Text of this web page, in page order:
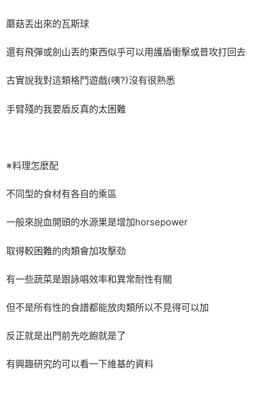
蘑菇丟出來的瓦斯球
還有飛彈或劍山丟的東西似乎可以用護盾衝擊或普攻打回去
古實說我對這類格鬥遊戲(咦?)沒有很熟悉
手臂殘的我要盾反真的太困難
※料理怎麼配
不同型的食材有各自的乘區
一般來說血開頭的水源果是增加horsepower
取得較困難的肉類會加攻擊劲
有一些蔬菜是跟詠唱效率和異常耐性有關
但不是所有性的食譜都能放肉類所以不見得可以加
反正就是出門前先吃飽就是了
有興趣研究的可以看一下維基的資料